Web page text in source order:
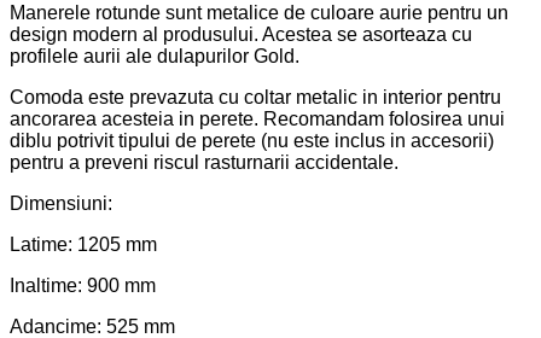
Manerele rotunde sunt metalice de culoare aurie pentru un
design modern al produsului. Acestea se asorteaza cu
profilele aurii ale dulapurilor Gold.
Comoda este prevazuta cu coltar metalic in interior pentru
ancorarea acesteia in perete. Recomandam folosirea unui
diblu potrivit tipului de perete (nu este inclus in accesorii)
pentru a preveni riscul rasturnarii accidentale.
Dimensiuni:
Latime: 1205 mm
Inaltime: 900 mm
Adancime: 525 mm